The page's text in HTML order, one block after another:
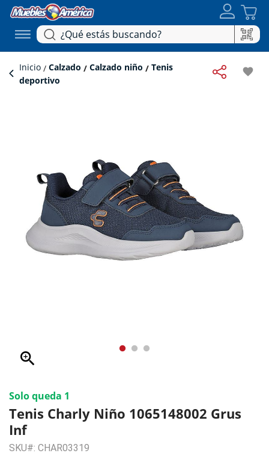
Inicio Calzado Calzado niño Tenis
deportivo
favorite
zoom_in
Solo queda 1
Tenis Charly Niño 1065148002 Grus
Inf
SKU#: CHAR03319